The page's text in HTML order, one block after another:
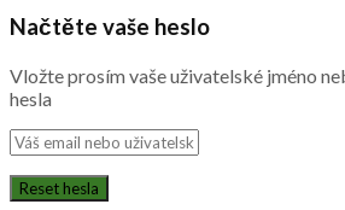
Načtěte vaše heslo
Vložte prosím vaše uživatelské jméno
hesla